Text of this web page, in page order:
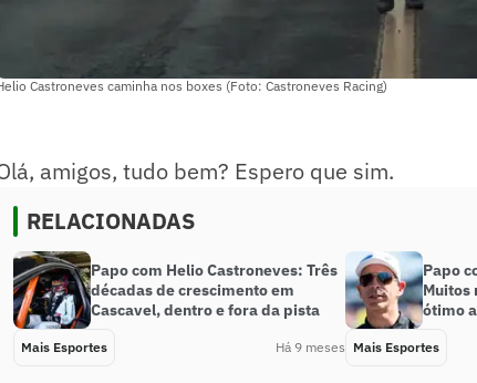
Castroneves caminha nos boxes (Foto: Castroneves Racing)
amigos, tudo bem? Espero que sim.
RELACIONADAS
Papo com Helio Castroneves: Três
décadas de crescimento em
Cascavel, dentro e fora da pista
Mais Esportes Há 9 meses
Papo
Muitos
ótimo
Mais Esportes